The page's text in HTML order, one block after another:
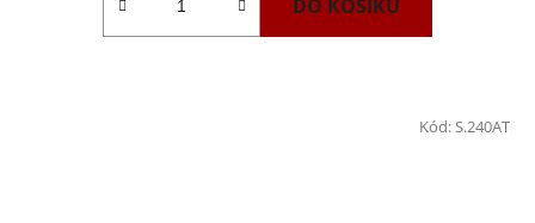
DO KOŠÍKU
Kód: S.240AT